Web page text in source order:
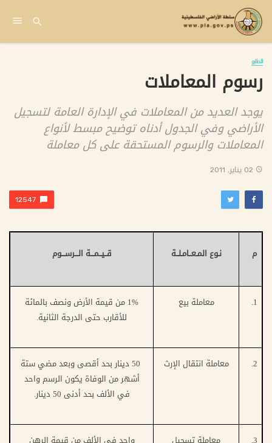
الطابو
رسوم المعاملات
يوجد العديد من المعاملات في الإدارة العامة لتسجيل
الأراضي وفي الجدول أدناه توضيح مبسط لأنواع
المعاملات والرسوم المستحقة على كل معاملة
02 يناير, 2011
12547
م نـوع المـعــامـلــة قــيــمـــة الـــرســـوم
1. معاملة بيع
1% من قيمة الأرض ونصف بالمائة
للأقارب حتى الدرجة الثانية.
2. معاملة انتقال الإرث
50 دينار بحد أقصى وبعد مضي ستة
أشهر من الوفاة يكون الرسم واحد
في الألف بحد أدنى 50 دينار.